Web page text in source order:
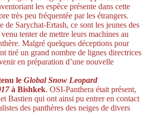
les espèce présente dans cette
très peu fréquentée par les étrangers.
de Sarychat-Ertash, ce sont les jeunes des
tenter de mettre leurs machines au
Malgré quelques déceptions pour
tiré un grand nombre de lignes directrices
en préparation d’une nouvelle
le Global Snow Leopard
à Bishkek. OSI-Panthera était présent,
Bastien qui ont ainsi pu entrer en contact
des panthères des neiges de divers